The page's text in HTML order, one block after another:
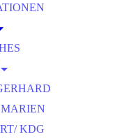
GEISLEDEN
KDG